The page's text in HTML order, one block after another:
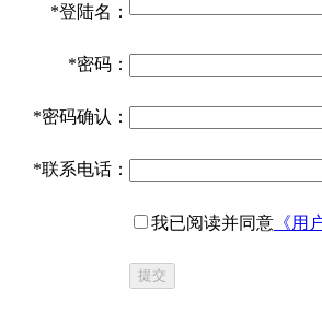
*登陆名：
*密码：
*密码确认：
*联系电话：
我已阅读并同意 《用
提交